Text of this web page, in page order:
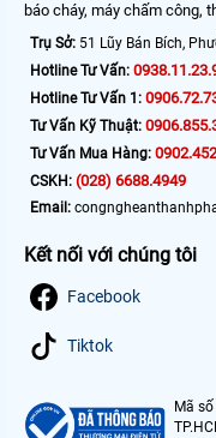
báo cháy, máy chấm công,
Trụ Sở: 51 Lũy Bán Bích,
Hotline Tư Vấn:
Hotline Tư Vấn 1:
Tư Vấn Kỹ Thuật:
Tư Vấn Mua Hàng:
CSKH: (028) 6688.4949
Email:
Kết nối với chúng tôi
Facebook
Tiktok
Mã